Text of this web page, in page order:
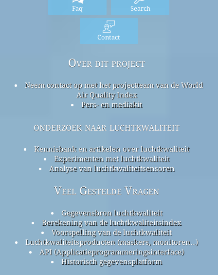
Faq Search
Contact
Over dit project
Neem contact op met het projectteam van de World
Air Quality Index
Pers- en mediakit
onderzoek naar luchtkwaliteit
Kennisbank en artikelen over luchtkwaliteit
Experimenten met luchtkwaliteit
Analyse van luchtkwaliteitsensoren
Veel Gestelde Vragen
Gegevensbron luchtkwaliteit
Berekening van de luchtkwaliteitsindex
Voorspelling van de luchtkwaliteit
Luchtkwaliteitsproducten (maskers, monitoren…)
API (Applicatieprogrammeringsinterface)
Historisch gegevensplatform